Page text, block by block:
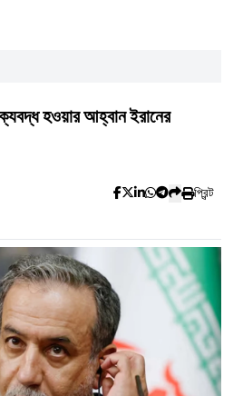
হওয়ার আহ্বান ইরানের
প্রিন্ট